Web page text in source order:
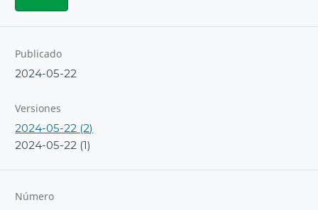
Publicado
2024-05-22
Versiones
2024-05-22 (2)
2024-05-22 (1)
Número